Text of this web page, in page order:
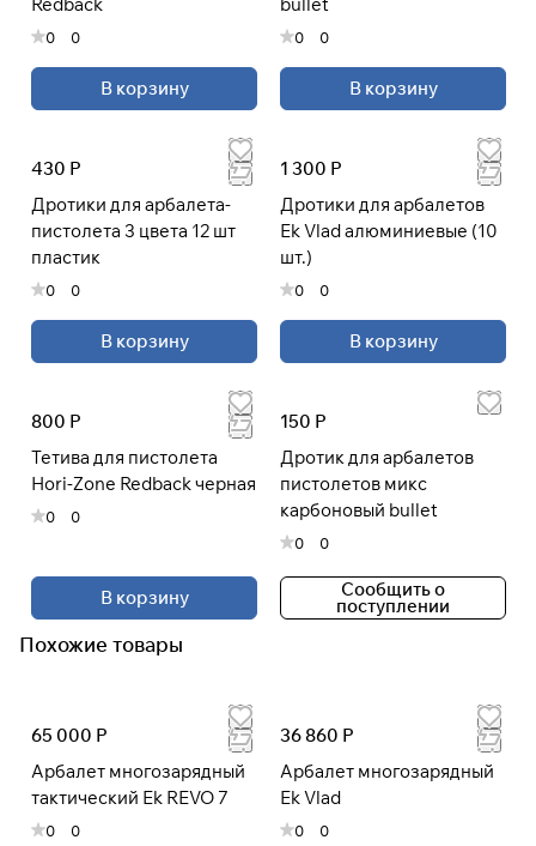
0 0
В корзину
0 0
В корзину
430 Р
Дротики для арбалета-
пистолета 3 цвета 12 шт
пластик
0 0
В корзину
1 300 Р
Дротики для арбалетов
Ek Vlad алюминиевые (10
шт.)
0 0
В корзину
800 Р
Тетива для пистолета
Hori-Zone Redback черная
0 0
В корзину
150 Р
Дротик для арбалетов
пистолетов микс
карбоновый bullet
0 0
Сообщить о
поступлении
Похожие товары
65 000 Р
Арбалет многозарядный
тактический Ek REVO 7
0 0
36 860 Р
Арбалет многозарядный
Ek Vlad
0 0